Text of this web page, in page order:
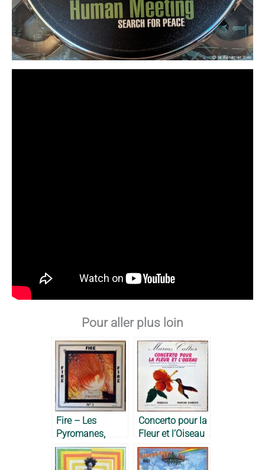
Pour aller plus loin
Fire – Les
Pyromanes,
1979
Concerto pour la
Fleur et l’Oiseau
– Marius Cultier,
1983